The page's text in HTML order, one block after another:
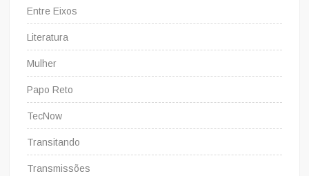
Entre Eixos
Literatura
Mulher
Papo Reto
TecNow
Transitando
Transmissões